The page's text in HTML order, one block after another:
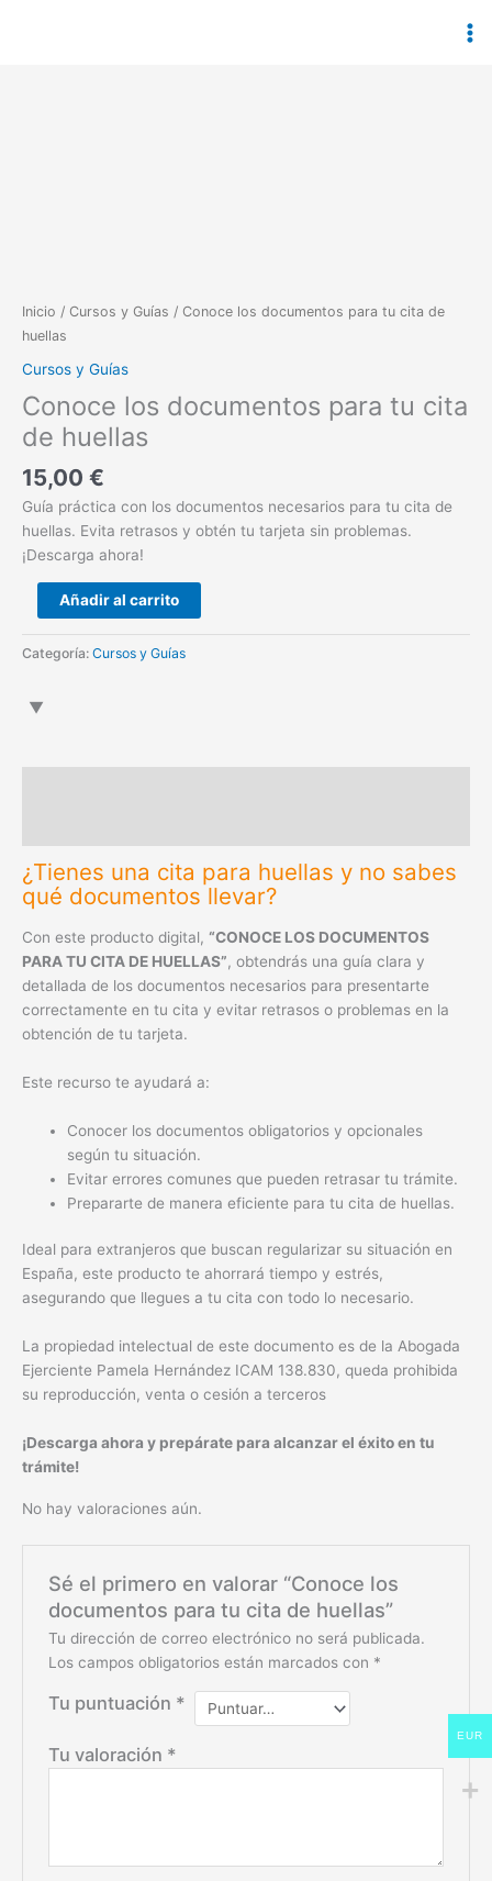
Inicio / Cursos y Guías / Conoce los documentos para tu cita de
huellas
Cursos y Guías
Conoce los documentos para tu cita
de huellas
15,00 €
Guía práctica con los documentos necesarios para tu cita de
huellas. Evita retrasos y obtén tu tarjeta sin problemas.
¡Descarga ahora!
huellas
cantidad
Añadir al carrito
Categoría: Cursos y Guías
¿Tienes una cita para huellas y no sabes
qué documentos llevar?
Con este producto digital, “CONOCE LOS DOCUMENTOS
PARA TU CITA DE HUELLAS”, obtendrás una guía clara y
detallada de los documentos necesarios para presentarte
correctamente en tu cita y evitar retrasos o problemas en la
obtención de tu tarjeta.
Este recurso te ayudará a:
Conocer los documentos obligatorios y opcionales
según tu situación.
Evitar errores comunes que pueden retrasar tu trámite.
Prepararte de manera eficiente para tu cita de huellas.
Ideal para extranjeros que buscan regularizar su situación en
España, este producto te ahorrará tiempo y estrés,
asegurando que llegues a tu cita con todo lo necesario.
La propiedad intelectual de este documento es de la Abogada
Ejerciente Pamela Hernández ICAM 138.830, queda prohibida
su reproducción, venta o cesión a terceros
¡Descarga ahora y prepárate para alcanzar el éxito en tu
trámite!
No hay valoraciones aún.
Sé el primero en valorar “Conoce los
documentos para tu cita de huellas”
Tu dirección de correo electrónico no será publicada.
Los campos obligatorios están marcados con *
Tu puntuación *
Tu valoración *
EUR